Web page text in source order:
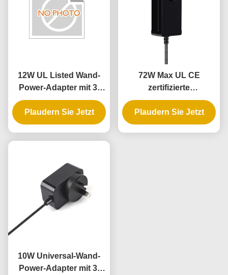
12W UL Listed Wand-
Power-Adapter mit 3-
Jahres-Garantie und
AC-DC-
Stromversorgung
Plaudern Sie Jetzt
72W Max UL CE
zertifizierte
Wandstecker mit 3-
jähriger Garantie
Plaudern Sie Jetzt
10W Universal-Wand-
Power-Adapter mit 3-